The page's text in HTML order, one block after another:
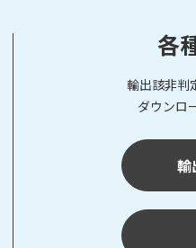
各
輸出該非判
ダウンロ
輸